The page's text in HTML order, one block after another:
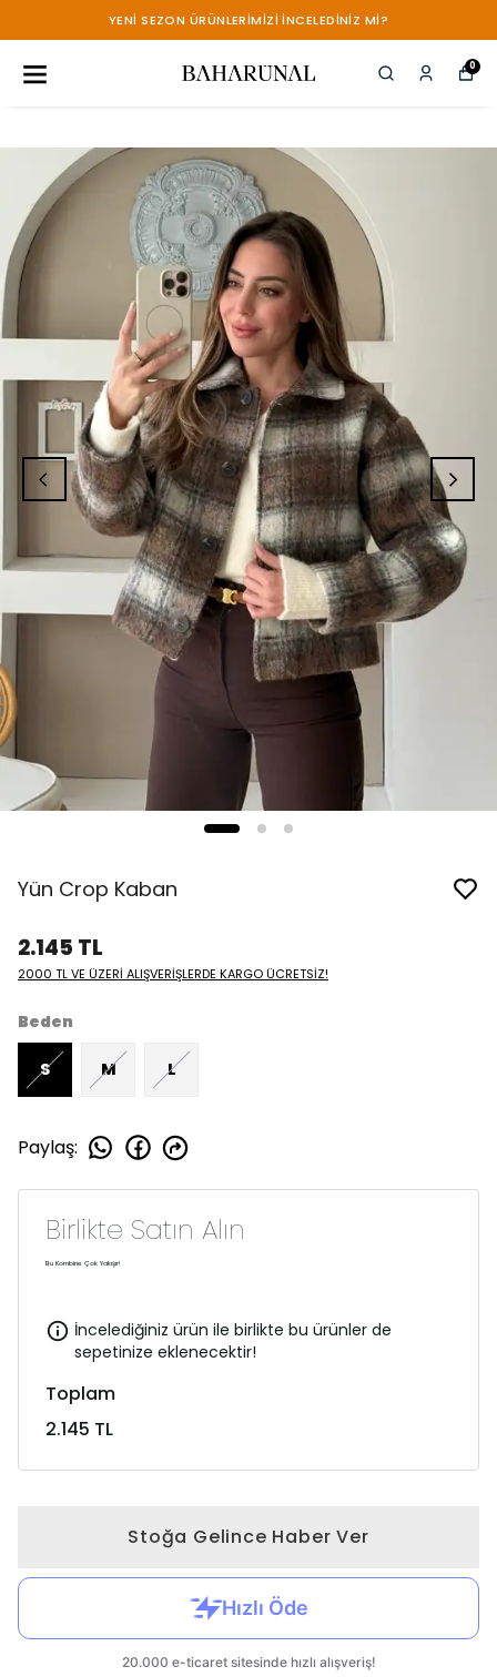
YENİ SEZON ÜRÜNLERİMİZİ İNCELEDİNİZ Mİ?
0
Yün Crop Kaban
2.145 TL
2000 TL VE ÜZERİ ALIŞVERİŞLERDE KARGO ÜCRETSİZ!
Beden
S M L
Paylaş:
Birlikte Satın Alın
Bu Kombine Çok Yakışır!
İncelediğiniz ürün ile birlikte bu ürünler de
sepetinize eklenecektir!
Toplam
2.145 TL
Stoğa Gelince Haber Ver